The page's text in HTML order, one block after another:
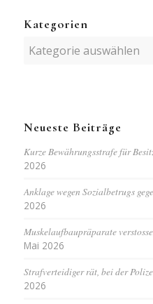
Kategorien
Kategorien
Neueste Beiträge
Kurze Bewährungsstrafe für
2026
Anklage wegen Sozialbetrugs
2026
Muskelaufbaupräparate
Mai 2026
Strafverteidiger rät, bei der
2026